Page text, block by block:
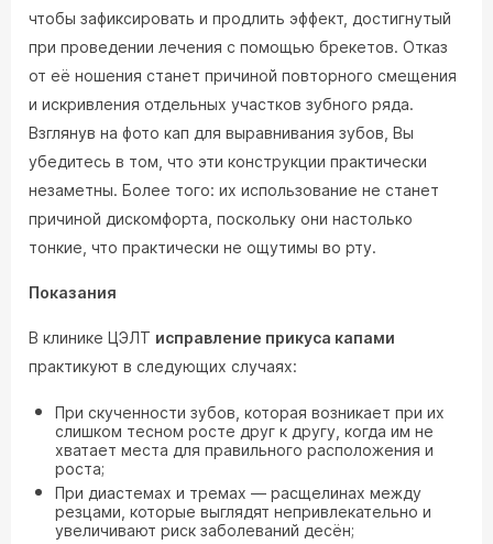
чтобы зафиксировать и продлить эффект, достигнутый
при проведении лечения с помощью брекетов. Отказ
от её ношения станет причиной повторного смещения
и искривления отдельных участков зубного ряда.
Взглянув на фото кап для выравнивания зубов, Вы
убедитесь в том, что эти конструкции практически
незаметны. Более того: их использование не станет
причиной дискомфорта, поскольку они настолько
тонкие, что практически не ощутимы во рту.
Показания
В клинике ЦЭЛТ исправление прикуса капами
практикуют в следующих случаях:
При скученности зубов, которая возникает при их
слишком тесном росте друг к другу, когда им не
хватает места для правильного расположения и
роста;
При диастемах и тремах — расщелинах между
резцами, которые выглядят непривлекательно и
увеличивают риск заболеваний десён;